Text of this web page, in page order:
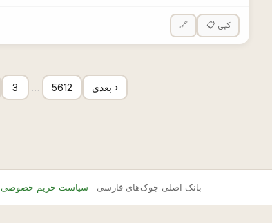
🔗 📋 کپی
3 … 5612 بعدی ›
© ۲۰۲۵ FarsiJokes.com — بانک اصلی جوک‌های فارسی سیاست حریم خصوصی